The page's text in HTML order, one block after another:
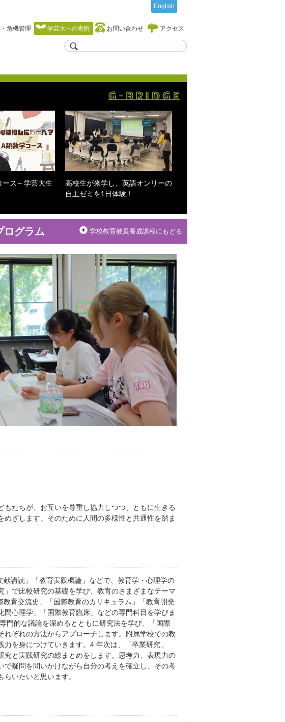
English
危機管理 学芸大への寄附 お問い合わせ アクセス
ース～学芸大生
高校生が来学し、英語オンリーの
自主ゼミを1日体験！
ログラム 学校教育教員養成課程にもどる
たちが、お互いを尊重し協力しつつ、ともに生きる
ざします。そのために人間の多様性と共通性を踏ま
講読」「教育実践概論」などで、教育学・心理学の
で比較研究の基礎を学び、教育のさまざまなテーマ
育交流史」「国際教育のカリキュラム」「教育開発
心理学」「国際教育臨床」などの専門科目を学びま
門的な議論を深めるとともに研究法を学び、「国際
ぞれの方法からアプローチします。附属学校での教
を身につけていきます。4 年次は、「卒業研究」
究と実践研究の総まとめをします。思考力、表現力の
疑問を問いかけながら自分の考えを確立し、その考
いたいと思います。